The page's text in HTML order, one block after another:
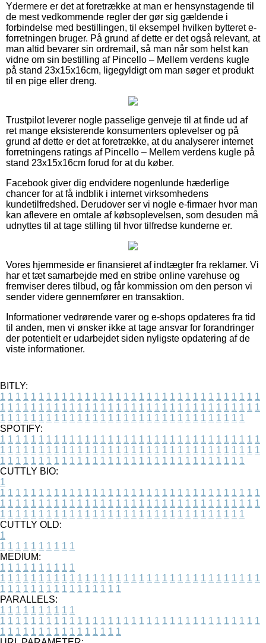
Ydermere er det at foretrække at man er hensynstagende til
de mest vedkommende regler der gør sig gældende i
forbindelse med bestillingen, til eksempel hvilken bytteret e-
forretningen bruger. På grund af dette er det også relevant, at
man altid bevarer sin ordremail, så man når som helst kan
vidne om sin bestilling af Pincello – Mellem verdens kugle
på stand 23x15x16cm, ligegyldigt om man søger et produkt
til en pige eller dreng.
Trustpilot leverer nogle passelige genveje til at finde ud af
ret mange eksisterende konsumenters oplevelser og på
grund af dette er det at foretrække, at du analyserer internet
forretningens ratings af Pincello – Mellem verdens kugle på
stand 23x15x16cm forud for at du køber.
Facebook giver dig endvidere nogenlunde hæderlige
chancer for at få indblik i internet virksomhedens
kundetilfredshed. Derudover ser vi nogle e-firmaer hvor man
kan aflevere en omtale af købsoplevelsen, som desuden må
udnyttes til at tage stilling til hvor tilfredse kunderne er.
Vores hjemmeside er finansieret af indtægter fra reklamer. Vi
har et tæt samarbejde med en stribe online varehuse og
fremviser deres tilbud, og får kommission om den person vi
sender videre gennemfører en transaktion.
Informationer vedrørende varer og e-shops opdateres fra tid
til anden, men vi ønsker ikke at tage ansvar for forandringer
der potentielt er udarbejdet siden nyligste opdatering af de
viste informationer.
BITLY:
1 1 1 1 1 1 1 1 1 1 1 1 1 1 1 1 1 1 1 1 1 1 1 1 1 1 1 1 1 1 1 1 1 1
1 1 1 1 1 1 1 1 1 1 1 1 1 1 1 1 1 1 1 1 1 1 1 1 1 1 1 1 1 1 1 1 1 1
1 1 1 1 1 1 1 1 1 1 1 1 1 1 1 1 1 1 1 1 1 1 1 1 1 1 1 1 1 1 1 1
SPOTIFY:
1 1 1 1 1 1 1 1 1 1 1 1 1 1 1 1 1 1 1 1 1 1 1 1 1 1 1 1 1 1 1 1 1 1
1 1 1 1 1 1 1 1 1 1 1 1 1 1 1 1 1 1 1 1 1 1 1 1 1 1 1 1 1 1 1 1 1 1
1 1 1 1 1 1 1 1 1 1 1 1 1 1 1 1 1 1 1 1 1 1 1 1 1 1 1 1 1 1 1 1
CUTTLY BIO:
1
1 1 1 1 1 1 1 1 1 1 1 1 1 1 1 1 1 1 1 1 1 1 1 1 1 1 1 1 1 1 1 1 1 1
1 1 1 1 1 1 1 1 1 1 1 1 1 1 1 1 1 1 1 1 1 1 1 1 1 1 1 1 1 1 1 1 1 1
1 1 1 1 1 1 1 1 1 1 1 1 1 1 1 1 1 1 1 1 1 1 1 1 1 1 1 1 1 1 1 1
CUTTLY OLD:
1
1 1 1 1 1 1 1 1 1 1
MEDIUM:
1 1 1 1 1 1 1 1 1 1
1 1 1 1 1 1 1 1 1 1 1 1 1 1 1 1 1 1 1 1 1 1 1 1 1 1 1 1 1 1 1 1 1 1
1 1 1 1 1 1 1 1 1 1 1 1 1 1 1 1
PARALLELS:
1 1 1 1 1 1 1 1 1 1
1 1 1 1 1 1 1 1 1 1 1 1 1 1 1 1 1 1 1 1 1 1 1 1 1 1 1 1 1 1 1 1 1 1
1 1 1 1 1 1 1 1 1 1 1 1 1 1 1 1